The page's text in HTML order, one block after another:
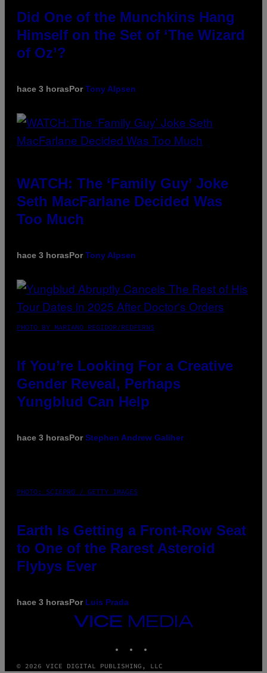
Did One of the Munchkins Hang
Himself on the Set of ‘The Wizard
of Oz’?
hace 3 horasPorTony Alpsen
WATCH: The ‘Family Guy’ Joke
Seth MacFarlane Decided Was
Too Much
hace 3 horasPorTony Alpsen
PHOTO BY MARIANO REGIDOR/REDFERNS
If You’re Looking For a Creative
Gender Reveal, Perhaps
Yungblud Can Help
hace 3 horasPorStephen Andrew Galiher
PHOTO: SCIEPRO / GETTY IMAGES
Earth Is Getting a Front-Row Seat
to One of the Rarest Asteroid
Flybys Ever
hace 3 horasPor Luis Prada
VICE
MEDIA
© 2026 VICE DIGITAL PUBLISHING, LLC